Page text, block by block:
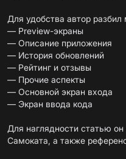
Для удобства автор
— Preview-экраны
— Описание приложения
— История обновлений
— Рейтинг и отзывы
— Прочие аспекты
— Основной экран входа
— Экран ввода кода
Для наглядности статью
Самоката, а также